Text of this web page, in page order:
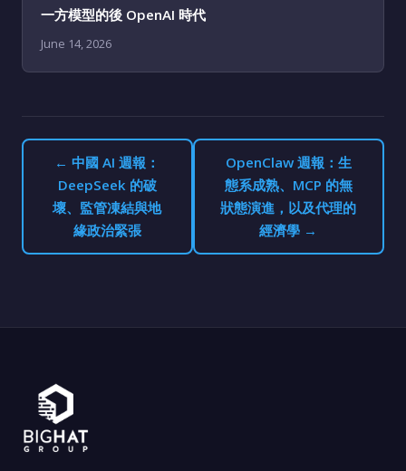
一方模型的後 OpenAI 時代
June 14, 2026
← 中國 AI 週報：
DeepSeek 的破
壞、監管凍結與地
緣政治緊張
OpenClaw 週報：生
態系成熟、MCP 的無
狀態演進，以及代理的
經濟學 →